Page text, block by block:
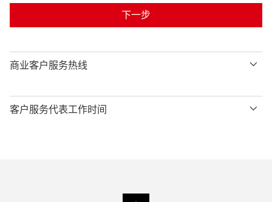
下一步
商业客户服务热线
客户服务代表工作时间